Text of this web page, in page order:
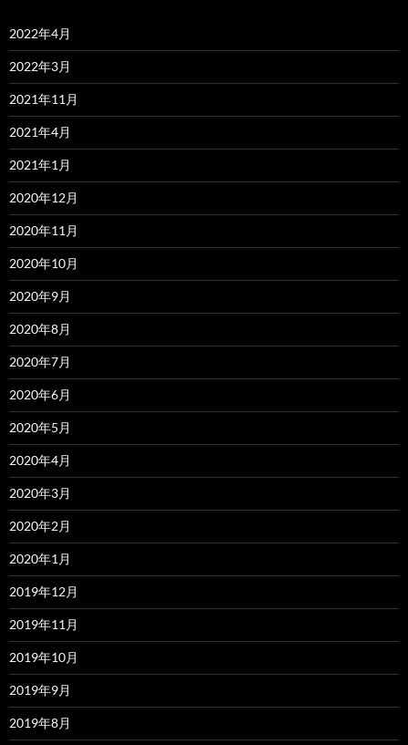
2022年4月
2022年3月
2021年11月
2021年4月
2021年1月
2020年12月
2020年11月
2020年10月
2020年9月
2020年8月
2020年7月
2020年6月
2020年5月
2020年4月
2020年3月
2020年2月
2020年1月
2019年12月
2019年11月
2019年10月
2019年9月
2019年8月